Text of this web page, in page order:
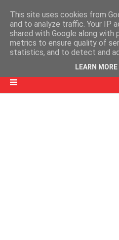
This site uses cookies from
and to analyze traffic. Your IP
shared with Google along with
metrics to ensure quality of
statistics, and to detect and
LEARN MORE